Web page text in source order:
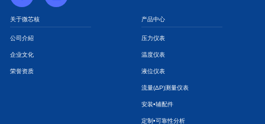
关于微芯核
公司介紹
企业文化
荣誉资质
产品中心
压力仪表
温度仪表
液位仪表
流量(ΔP)测量仪表
安装•辅配件
定制•可靠性分析